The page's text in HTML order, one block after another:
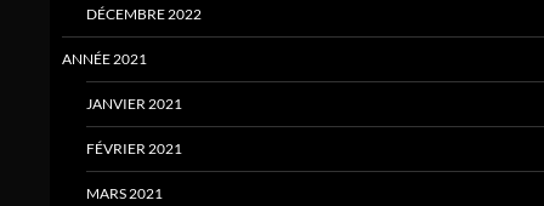
DÉCEMBRE 2022
ANNÉE 2021
JANVIER 2021
FÉVRIER 2021
MARS 2021